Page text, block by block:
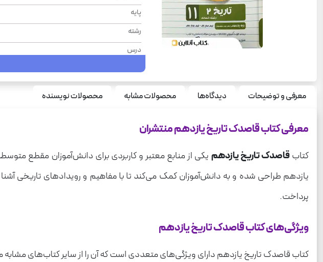
پایه
رشته
درس
سری چاپ
نوع جلد
وزن
سری
معرفی و توضیحات دیدگاه‌ها محصولات مشابه محصولات نویسنده
معرفی کتاب قاصدک تاریخ یازدهم منتشران
کتابقاصدک تاریخ یازدهم یکی از منابع معتبر و کاربردی برای دانش‌آموزان مقطع
یازدهم طراحی شده و به دانش‌آموزان کمک می‌کند تا با مفاهیم و رویدادهای تاریخی
پرداخت.
ویژگی‌های کتاب قاصدک تاریخ یازدهم
کتاب قاصدک تاریخ یازدهم دارای ویژگی‌های متعددی است که آن را از سایر کتاب‌های مشابه